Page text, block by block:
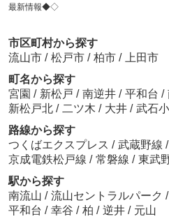
最新情報◆◇
市区町村から探す
流山市 / 松戸市 / 柏市 /
上田市
町名から探す
宮園 / 新松戸 / 南逆井 / 平和台 /
新松戸北 / 二ツ木 / 大井 / 武石
路線から探す
つくばエクスプレス / 武蔵野線 /
京成電鉄松戸線 / 常磐線 / 東武
駅から探す
南流山 / 流山セントラルパーク /
平和台 / 幸谷 / 柏 / 逆井 / 元山